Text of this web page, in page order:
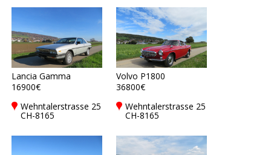
Lancia Gamma
16900€
Wehntalerstrasse 25
CH-8165
Switzerland
Volvo P1800
36800€
Wehntalerstrasse 25
CH-8165
Switzerland